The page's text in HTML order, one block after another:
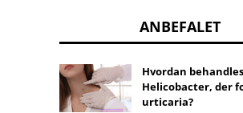
ANBEFALET
Hvordan behandles
Helicobacter, der
urticaria?